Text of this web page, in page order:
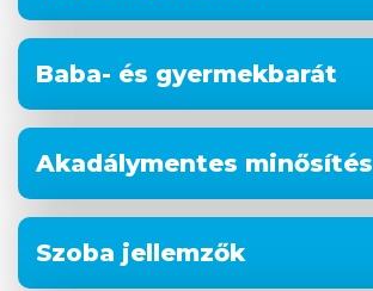
Baba- és gyermekbarát
Akadálymentes minősítés
Szoba jellemzők